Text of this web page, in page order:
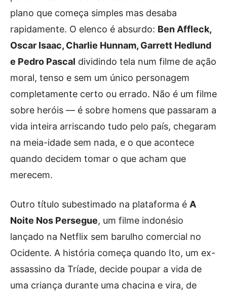
plano que começa simples mas desaba
rapidamente. O elenco é absurdo: Ben Affleck,
Oscar Isaac, Charlie Hunnam, Garrett Hedlund
e Pedro Pascal dividindo tela num filme de ação
moral, tenso e sem um único personagem
completamente certo ou errado. Não é um filme
sobre heróis — é sobre homens que passaram a
vida inteira arriscando tudo pelo país, chegaram
na meia-idade sem nada, e o que acontece
quando decidem tomar o que acham que
merecem.
Outro título subestimado na plataforma é A
Noite Nos Persegue, um filme indonésio
lançado na Netflix sem barulho comercial no
Ocidente. A história começa quando Ito, um ex-
assassino da Tríade, decide poupar a vida de
uma criança durante uma chacina e vira, de